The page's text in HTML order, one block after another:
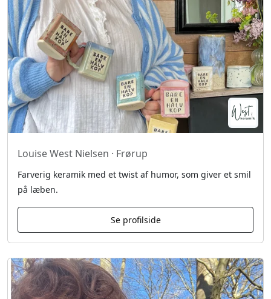
Louise West Nielsen · Frørup
Farverig keramik med et twist af humor, som giver et smil
på læben.
Se profilside